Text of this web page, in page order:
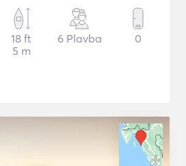
18 ft
5 m
6 Plavba 0